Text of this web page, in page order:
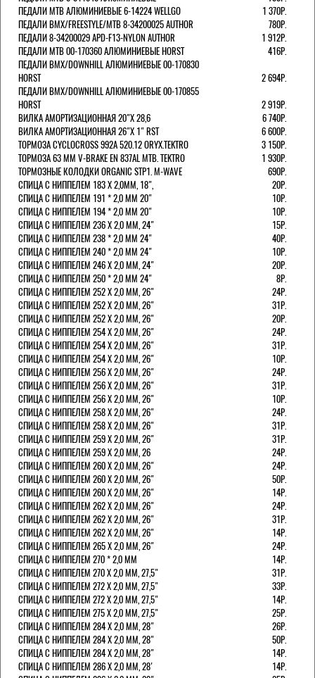
ПЕДАЛИ MTB АЛЮМИНИЕВЫЕ 6-14224 WELLGO
1 370Р.
ПЕДАЛИ BMX/FREESTYLE/MTB 8-34200025 AUTHOR
780Р.
ПЕДАЛИ 8-34200029 APD-F13-NYLON AUTHOR
1 912Р.
ПЕДАЛИ МТВ 00-170360 АЛЮМИНИЕВЫЕ HORST
416Р.
ПЕДАЛИ BMX/DOWNHILL АЛЮМИНИЕВЫЕ 00-170830
HORST
2 694Р.
ПЕДАЛИ BMX/DOWNHILL АЛЮМИНИЕВЫЕ 00-170855
HORST
2 919Р.
ВИЛКА АМОРТИЗАЦИОННАЯ 20"Х 28,6
6 740Р.
ВИЛКА АМОРТИЗАЦИОННАЯ 26"Х 1" RST
6 600Р.
ТОРМОЗА CYCLOCROSS 992А 520.12 ORYX.TEKTRO
3 150Р.
ТОРМОЗА 63 ММ V-BRAKE EN 837AL MTB. TEKTRO
1 930Р.
ТОРМОЗНЫЕ КОЛОДКИ ORGANIC STP1. M-WAVE
690Р.
СПИЦА С НИППЕЛЕМ 183 Х 2,0ММ, 18",
20Р.
СПИЦА С НИППЕЛЕМ 191 * 2,0 ММ 20"
10Р.
СПИЦА С НИППЕЛЕМ 194 * 2,0 ММ 20"
10Р.
СПИЦА С НИППЕЛЕМ 236 Х 2,0 ММ, 24"
15Р.
СПИЦА С НИППЕЛЕМ 238 * 2,0 ММ 24"
40Р.
СПИЦА С НИППЕЛЕМ 240 * 2,0 ММ 24"
10Р.
СПИЦА С НИППЕЛЕМ 246 Х 2,0 ММ, 24"
20Р.
СПИЦА С НИППЕЛЕМ 250 * 2,0 ММ 24"
8Р.
СПИЦА С НИППЕЛЕМ 252 Х 2,0 ММ, 26"
24Р.
СПИЦА С НИППЕЛЕМ 252 Х 2,0 ММ, 26"
31Р.
СПИЦА С НИППЕЛЕМ 252 Х 2,0 ММ, 26"
20Р.
СПИЦА С НИППЕЛЕМ 254 Х 2,0 ММ, 26"
24Р.
СПИЦА С НИППЕЛЕМ 254 Х 2,0 ММ, 26"
31Р.
СПИЦА С НИППЕЛЕМ 254 Х 2,0 ММ, 26"
10Р.
СПИЦА С НИППЕЛЕМ 256 Х 2,0 ММ, 26"
24Р.
СПИЦА С НИППЕЛЕМ 256 Х 2,0 ММ, 26"
31Р.
СПИЦА С НИППЕЛЕМ 256 Х 2,0 ММ, 26"
10Р.
СПИЦА С НИППЕЛЕМ 258 Х 2,0 ММ, 26"
24Р.
СПИЦА С НИППЕЛЕМ 258 Х 2,0 ММ, 26"
31Р.
СПИЦА С НИППЕЛЕМ 259 Х 2,0 ММ, 26"
31Р.
СПИЦА С НИППЕЛЕМ 259 Х 2,0 ММ, 26
24Р.
СПИЦА С НИППЕЛЕМ 260 Х 2,0 ММ, 26"
24Р.
СПИЦА С НИППЕЛЕМ 260 Х 2,0 ММ, 26"
50Р.
СПИЦА С НИППЕЛЕМ 260 Х 2,0 ММ, 26"
14Р.
СПИЦА С НИППЕЛЕМ 262 Х 2,0 ММ, 26"
24Р.
СПИЦА С НИППЕЛЕМ 262 Х 2,0 ММ, 26"
31Р.
СПИЦА С НИППЕЛЕМ 262 Х 2,0 ММ, 26"
14Р.
СПИЦА С НИППЕЛЕМ 265 Х 2,0 ММ, 26"
24Р.
СПИЦА С НИППЕЛЕМ 270 * 2,0 ММ
14Р.
СПИЦА С НИППЕЛЕМ 270 Х 2,0 ММ, 27,5"
31Р.
СПИЦА С НИППЕЛЕМ 272 Х 2,0 ММ, 27,5"
33Р.
СПИЦА С НИППЕЛЕМ 272 Х 2,0 ММ, 27,5"
14Р.
СПИЦА С НИППЕЛЕМ 275 Х 2,0 ММ, 27,5"
25Р.
СПИЦА С НИППЕЛЕМ 284 Х 2,0 ММ, 28"
26Р.
СПИЦА С НИППЕЛЕМ 284 Х 2,0 ММ, 28"
50Р.
СПИЦА С НИППЕЛЕМ 284 Х 2,0 ММ, 28"
14Р.
СПИЦА С НИППЕЛЕМ 286 Х 2,0 ММ, 28'
14Р.